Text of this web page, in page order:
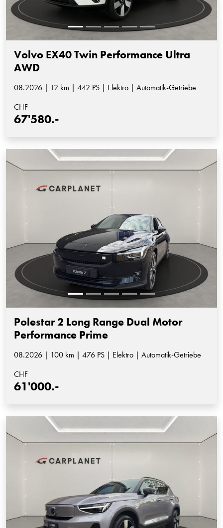
Volvo EX40 Twin Performance Ultra
AWD
08.2026 | 12 km | 442 PS | Elektro | Automatik-Getriebe
CHF
67'580.-
Polestar 2 Long Range Dual Motor
Performance Prime
08.2026 | 100 km | 476 PS | Elektro | Automatik-Getriebe
CHF
61'000.-